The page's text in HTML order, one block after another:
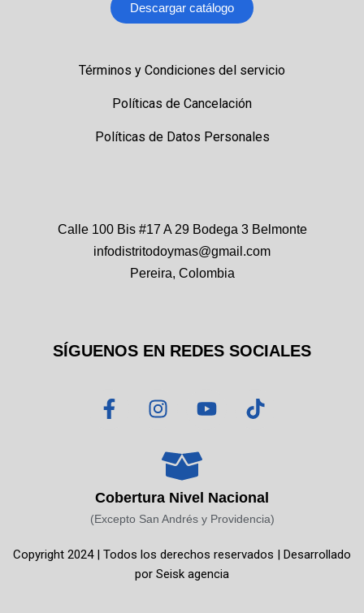
Descargar catálogo
Términos y Condiciones del servicio
Políticas de Cancelación
Políticas de Datos Personales
Calle 100 Bis #17 A 29 Bodega 3 Belmonte
infodistritodoymas@gmail.com
Pereira, Colombia
SÍGUENOS EN REDES SOCIALES
F
a
o
o
-
I
n
t
a
g
r
m
Y
o
b
e
T
i
k
Cobertura Nivel Nacional
(Excepto San Andrés y Providencia)
Copyright 2024 | Todos los derechos reservados | Desarrollado
por Seisk agencia